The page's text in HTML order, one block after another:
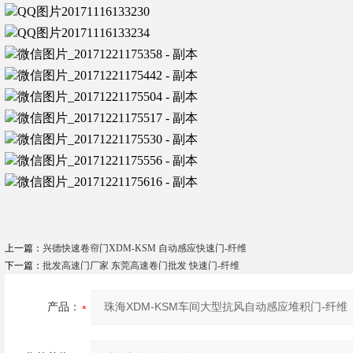
上一篇： 兴德快速卷帘门XDM-KSM 自动感应快速门-纤维
下一篇： 批发高速门厂家 东莞高速卷门批发 快速门-纤维
产品：